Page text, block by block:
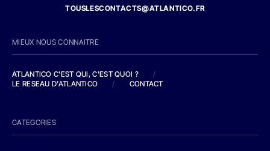
TOUSLESCONTACTS@ATLANTICO.FR
MIEUX NOUS CONNAITRE
ATLANTICO C'EST QUI, C'EST QUOI ?
/
LE RESEAU D'ATLANTICO
/ CONTACT
CATEGORIES